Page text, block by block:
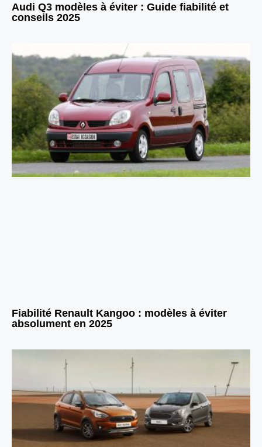
Audi Q3 modèles à éviter : Guide fiabilité et
conseils 2025
Fiabilité Renault Kangoo : modèles à éviter
absolument en 2025